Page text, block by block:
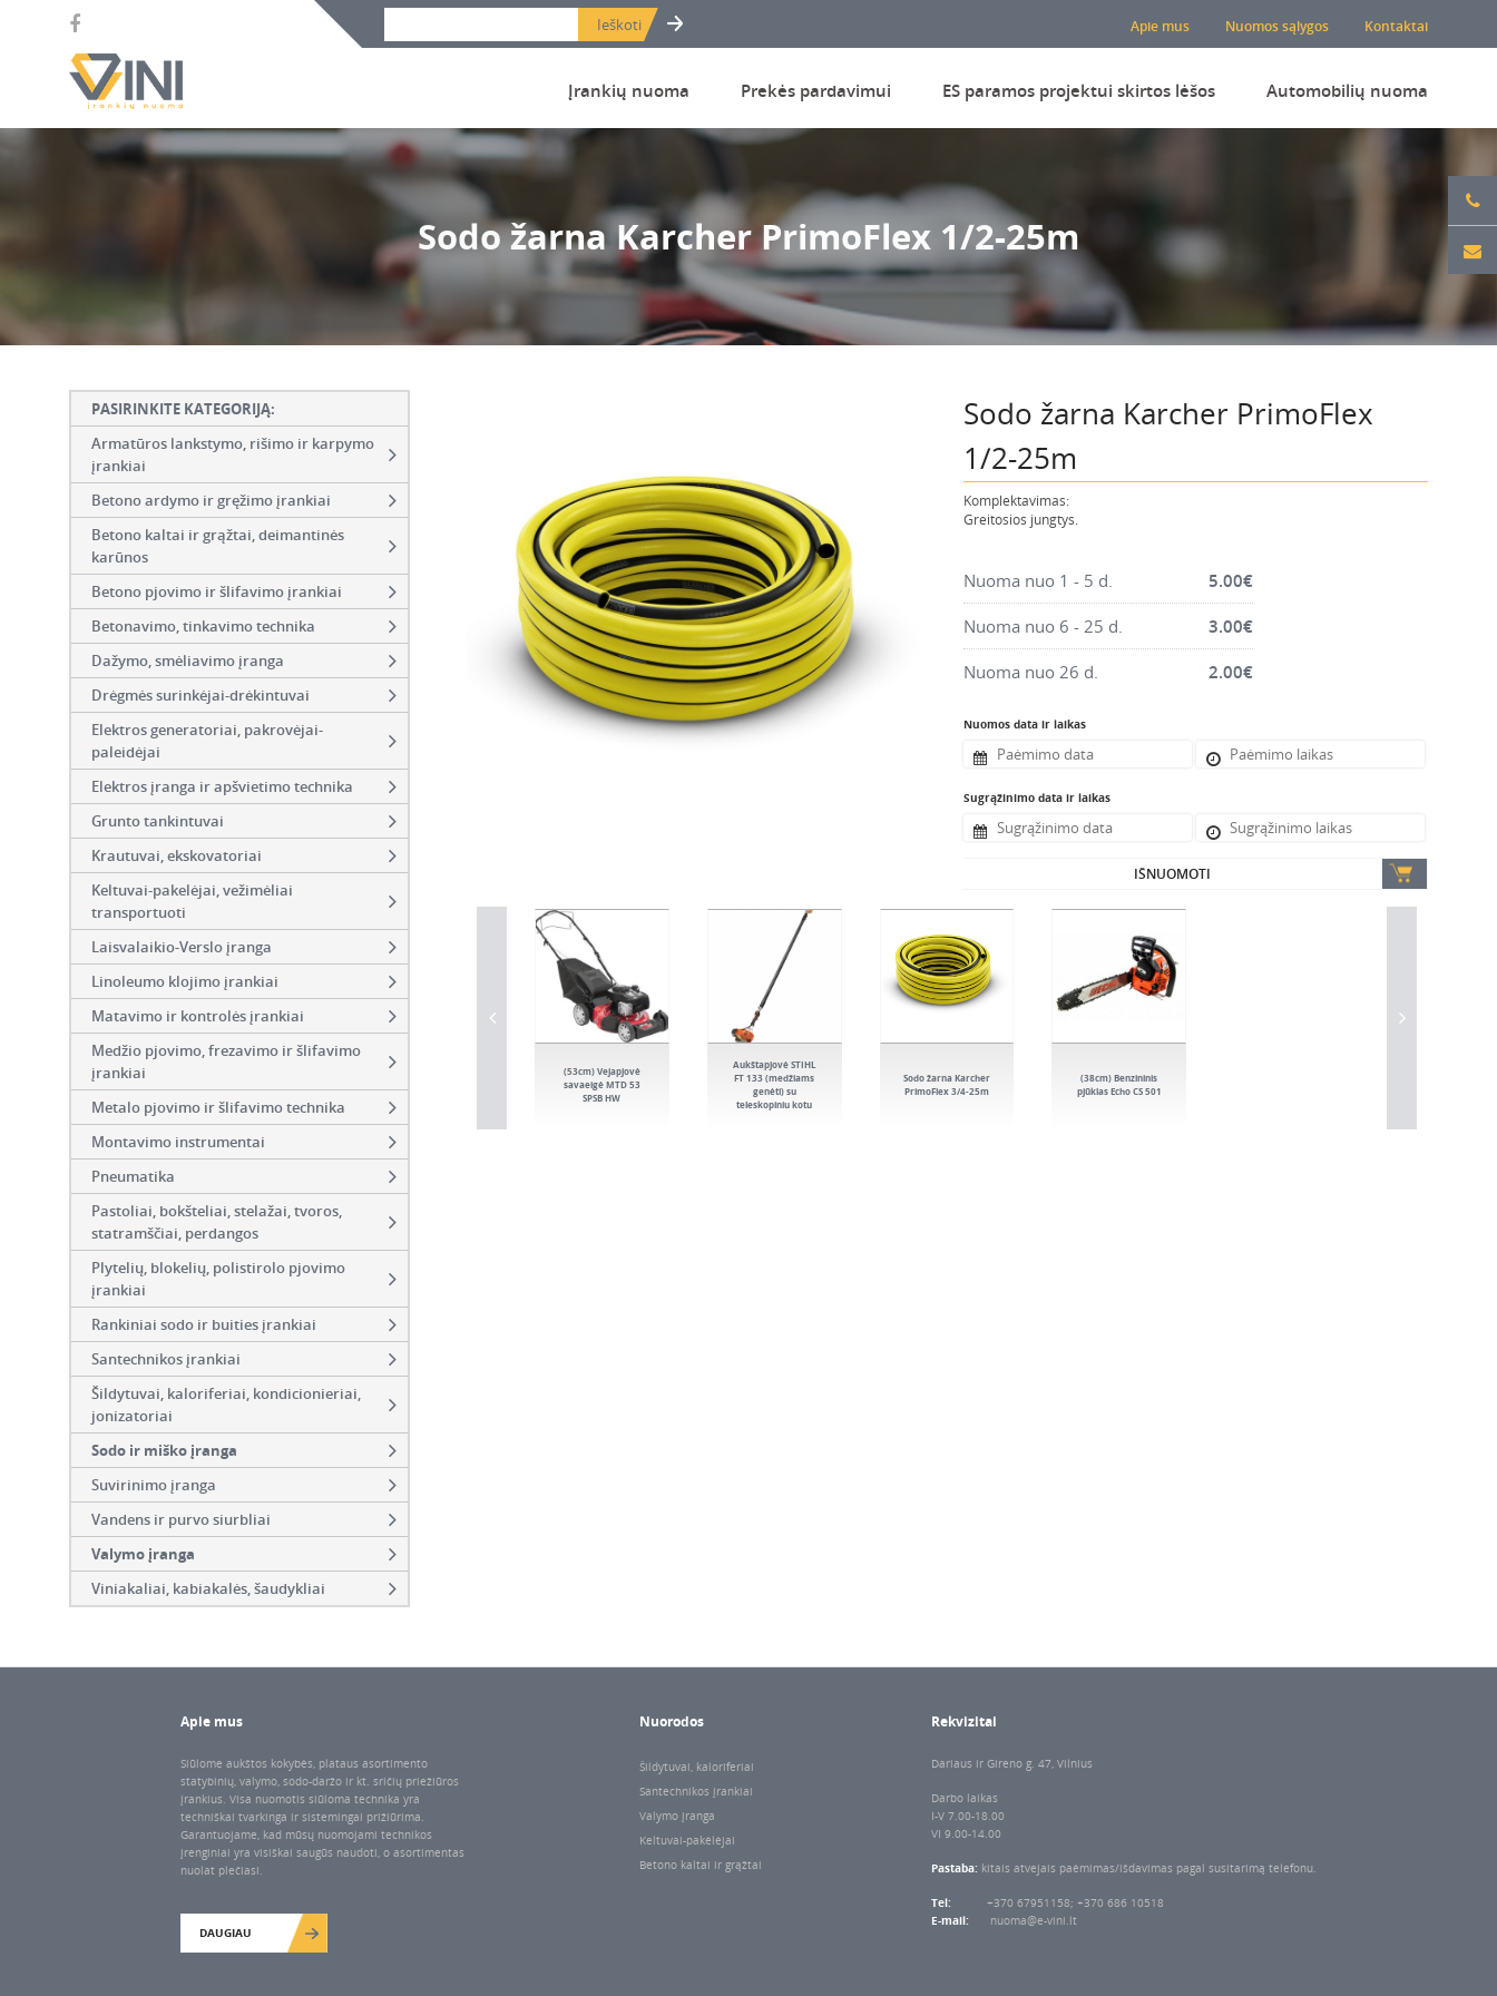
Apie mus Nuomos sąlygos Kontaktai
Įrankių nuoma Prekės pardavimui ES paramos projektui skirtos lėšos Automobilių nuoma
Sodo žarna Karcher PrimoFlex 1/2-25m
PASIRINKITE KATEGORIJĄ:
Armatūros lankstymo, rišimo ir karpymo
įrankiai
Betono ardymo ir gręžimo įrankiai
Betono kaltai ir grąžtai, deimantinės
karūnos
Betono pjovimo ir šlifavimo įrankiai
Betonavimo, tinkavimo technika
Dažymo, smėliavimo įranga
Drėgmės surinkėjai-drėkintuvai
Elektros generatoriai, pakrovėjai-
paleidėjai
Elektros įranga ir apšvietimo technika
Grunto tankintuvai
Krautuvai, ekskovatoriai
Keltuvai-pakelėjai, vežimėliai
transportuoti
Laisvalaikio-Verslo įranga
Linoleumo klojimo įrankiai
Matavimo ir kontrolės įrankiai
Medžio pjovimo, frezavimo ir šlifavimo
įrankiai
Metalo pjovimo ir šlifavimo technika
Montavimo instrumentai
Pneumatika
Pastoliai, bokšteliai, stelažai, tvoros,
statramščiai, perdangos
Plytelių, blokelių, polistirolo pjovimo
įrankiai
Rankiniai sodo ir buities įrankiai
Santechnikos įrankiai
Šildytuvai, kaloriferiai, kondicionieriai,
jonizatoriai
Sodo ir miško įranga
Suvirinimo įranga
Vandens ir purvo siurbliai
Valymo įranga
Viniakaliai, kabiakalės, šaudykliai
Sodo žarna Karcher PrimoFlex
1/2-25m
Komplektavimas:
Greitosios jungtys.
Nuoma nuo 1 - 5 d. 5.00€
Nuoma nuo 6 - 25 d. 3.00€
Nuoma nuo 26 d. 2.00€
Nuomos data ir laikas
Sugrąžinimo data ir laikas
IŠNUOMOTI
(53cm) Vejapjovė
savaeigė MTD 53
SPSB HW
Aukštapjovė STIHL
FT 133 (medžiams
genėti) su
teleskopiniu kotu
Sodo žarna Karcher
PrimoFlex 3/4-25m
(38cm) Benzininis
pjūklas Echo CS 501
Apie mus
Siūlome aukštos kokybės, plataus asortimento
statybinių, valymo, sodo-daržo ir kt. sričių priežiūros
įrankius. Visa nuomotis siūloma technika yra
techniškai tvarkinga ir sistemingai prižiūrima.
Garantuojame, kad mūsų nuomojami technikos
įrenginiai yra visiškai saugūs naudoti, o asortimentas
nuolat plečiasi.
DAUGIAU
Nuorodos
Šildytuvai, kaloriferiai
Santechnikos įrankiai
Valymo įranga
Keltuvai-pakėlėjai
Betono kaltai ir grąžtai
Rekvizitai
Dariaus ir Gireno g. 47, Vilnius
Darbo laikas
I-V 7.00-18.00
VI 9.00-14.00
Pastaba: kitais atvejais paėmimas/išdavimas pagal susitarimą telefonu.
Tel:
+370 67951158; +370 686 10518
E-mail:
nuoma@e-vini.lt